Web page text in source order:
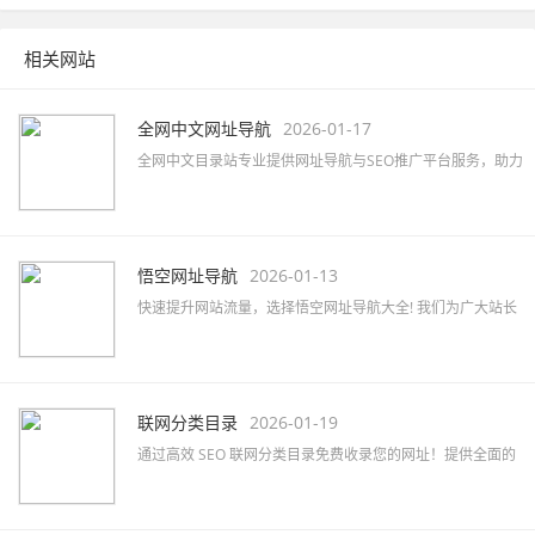
相关网站
全网中文网址导航 2026-01-17
全网中文目录站专业提供网址导航与SEO推广平台服务，助力
悟空网址导航 2026-01-13
快速提升网站流量，选择悟空网址导航大全! 我们为广大站长
联网分类目录 2026-01-19
通过高效 SEO 联网分类目录免费收录您的网址！提供全面的